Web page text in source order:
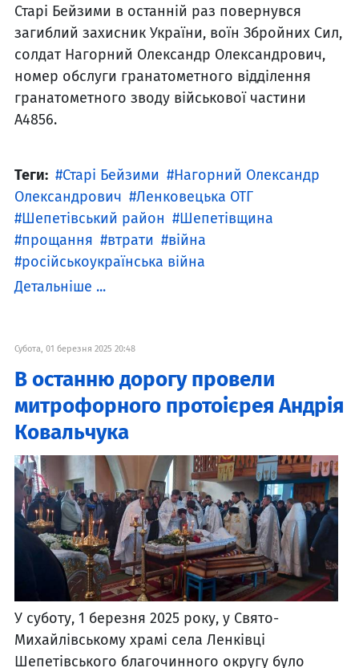
Старі Бейзими в останній раз повернувся
загиблий захисник України, воїн Збройних Сил,
солдат Нагорний Олександр Олександрович,
номер обслуги гранатометного відділення
гранатометного зводу військової частини
А4856.
Теги: Старі Бейзими
Нагорний Олександр
Олександрович
Ленковецька ОТГ
Шепетівський район
Шепетівщина
прощання
втрати
війна
російськоукраїнська війна
Детальніше ...
Субота, 01 березня 2025 20:48
В останню дорогу провели
митрофорного протоієрея Андрія
Ковальчука
У суботу, 1 березня 2025 року, у Свято-
Михайлівському храмі села Ленківці
Шепетівського благочинного округу було